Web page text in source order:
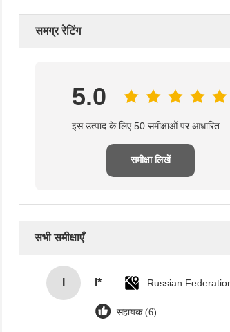
समग्र रेटिंग
5.0
इस उत्पाद के लिए 50 समीक्षाओं पर आधारित
समीक्षा लिखें
सभी समीक्षाएँ
I* Russian
सहायक (6)